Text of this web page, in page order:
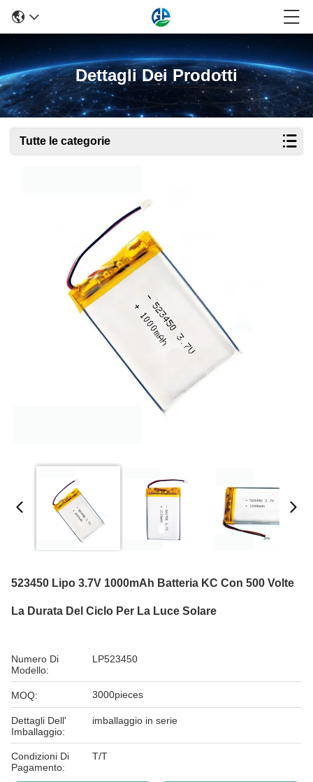
Dettagli Dei Prodotti
Tutte le categorie
523450 Lipo 3.7V 1000mAh Batteria KC Con 500 Volte
La Durata Del Ciclo Per La Luce Solare
Numero Di
Modello:
LP523450
MOQ: 3000pieces
Dettagli Dell'
Imballaggio:
imballaggio in serie
Condizioni Di
Pagamento:
T/T